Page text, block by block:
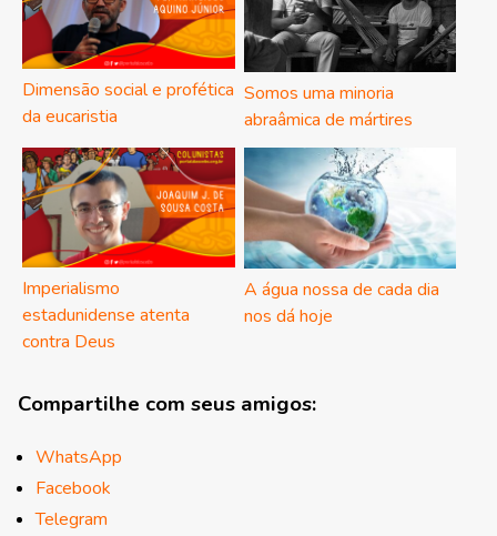
Dimensão social e profética
da eucaristia
Somos uma minoria
abraâmica de mártires
Imperialismo
estadunidense atenta
contra Deus
A água nossa de cada dia
nos dá hoje
Compartilhe com seus amigos:
WhatsApp
Facebook
Telegram